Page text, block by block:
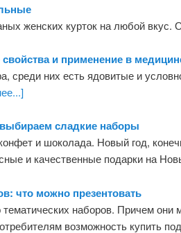
женских курток на любой вкус.
и применение в
среди них есть ядовитые и
сладкие наборы
и шоколада. Новый год,
и качественные подарки на
что можно презентовать
наборов. Причем
возможность купить